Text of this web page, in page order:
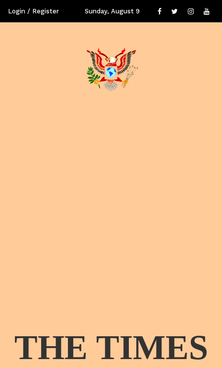
Login / Register Sunday, August 9
THE TIMES